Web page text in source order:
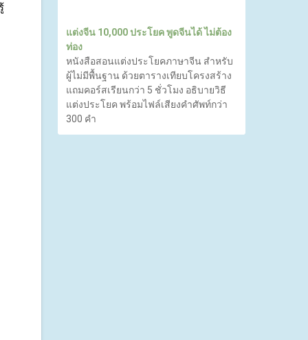
แต่งจีน 10,000 ประโยค พูดจีนได้ ไม่ต้อง
ท่อง
หนังสือสอนแต่งประโยคภาษาจีน สำหรับ
ผู้ไม่มีพื้นฐาน ด้วยตารางเทียบโครงสร้าง
แถมคอร์สเรียนกว่า 5 ชั่วโมง อธิบายวิธี
แต่งประโยค พร้อมไฟล์เสียงคำศัพท์กว่า
300 คำ